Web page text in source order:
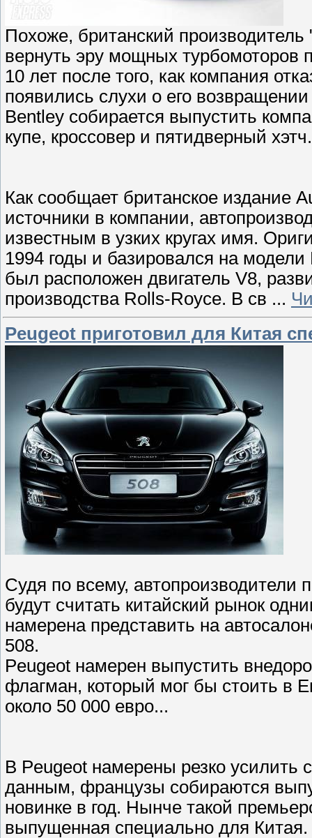
Похоже, британский
вернуть эру мощных турбомоторов
10 лет после того, как компания
появились слухи о его возвращении
Bentley собирается выпустить
купе, кроссовер и пятидверный
Как сообщает британское издание
источники в компании,
известным в узких кругах имя.
1994 годы и базировался на
был расположен двигатель V8,
производства Rolls-Royce. В св ...
Peugeot приготовил для Китая
Судя по всему, автопроизводители
будут считать китайский рынок
намерена представить на
508.
Peugeot намерен выпустить
флагман, который мог бы стоить в
около 50 000 евро...
В Peugeot намерены резко усилить
данным, французы собираются
новинке в год. Нынче такой
выпущенная специально для Китая.